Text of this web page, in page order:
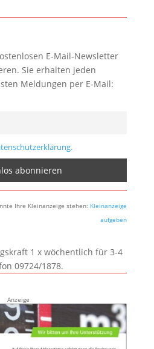
E-Mail-Newsletter
Sie erhalten jeden
Meldungen per E-Mail:
Ihre Kleinanzeige stehen: Kleinanzeige
aufgeben
1 x wöchentlich für 3-4
09724/1878.
Anzeige